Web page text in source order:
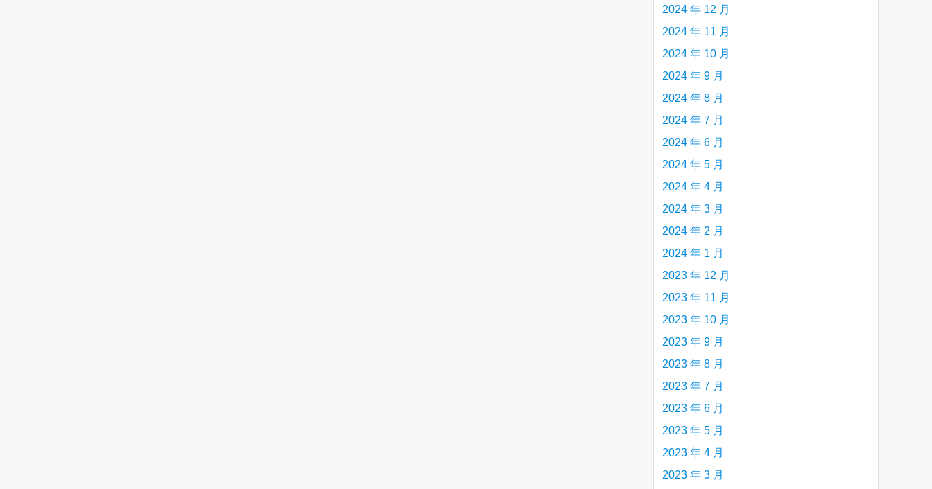
2024 年 12 月
2024 年 11 月
2024 年 10 月
2024 年 9 月
2024 年 8 月
2024 年 7 月
2024 年 6 月
2024 年 5 月
2024 年 4 月
2024 年 3 月
2024 年 2 月
2024 年 1 月
2023 年 12 月
2023 年 11 月
2023 年 10 月
2023 年 9 月
2023 年 8 月
2023 年 7 月
2023 年 6 月
2023 年 5 月
2023 年 4 月
2023 年 3 月